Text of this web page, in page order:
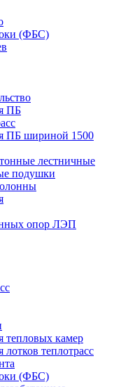
(ФБС)
ПБ
ПБ шириной 1500
лестничные
подушки
опор ЛЭП
тепловых камер
теплотрасс
(ФБС)